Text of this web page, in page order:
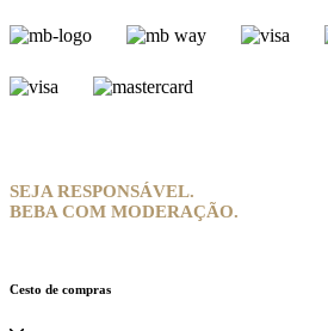
SEJA RESPONSÁVEL.
BEBA COM MODERAÇÃO.
Cesto de compras